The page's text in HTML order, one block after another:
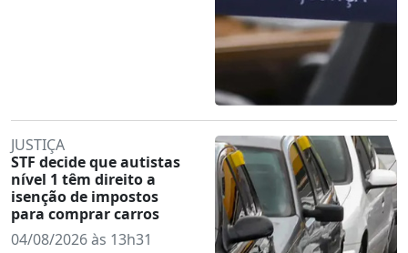
JUSTIÇA
STF decide que autistas
nível 1 têm direito a
isenção de impostos
para comprar carros
04/08/2026 às 13h31